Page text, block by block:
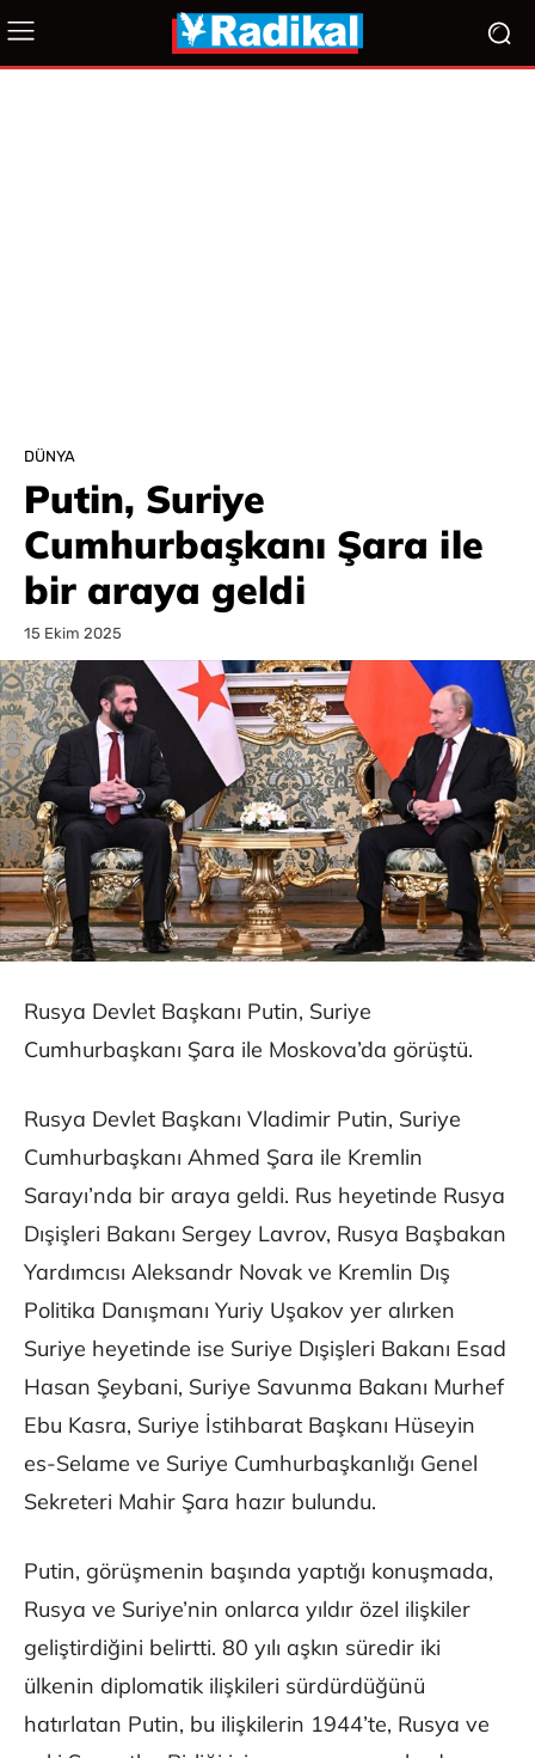
DÜNYA
Putin, Suriye
Cumhurbaşkanı Şara ile
bir araya geldi
15 Ekim 2025
Rusya Devlet Başkanı Putin, Suriye
Cumhurbaşkanı Şara ile Moskova’da görüştü.
Rusya Devlet Başkanı Vladimir Putin, Suriye
Cumhurbaşkanı Ahmed Şara ile Kremlin
Sarayı’nda bir araya geldi. Rus heyetinde Rusya
Dışişleri Bakanı Sergey Lavrov, Rusya Başbakan
Yardımcısı Aleksandr Novak ve Kremlin Dış
Politika Danışmanı Yuriy Uşakov yer alırken
Suriye heyetinde ise Suriye Dışişleri Bakanı Esad
Hasan Şeybani, Suriye Savunma Bakanı Murhef
Ebu Kasra, Suriye İstihbarat Başkanı Hüseyin
es-Selame ve Suriye Cumhurbaşkanlığı Genel
Sekreteri Mahir Şara hazır bulundu.
Putin, görüşmenin başında yaptığı konuşmada,
Rusya ve Suriye’nin onlarca yıldır özel ilişkiler
geliştirdiğini belirtti. 80 yılı aşkın süredir iki
ülkenin diplomatik ilişkileri sürdürdüğünü
hatırlatan Putin, bu ilişkilerin 1944’te, Rusya ve